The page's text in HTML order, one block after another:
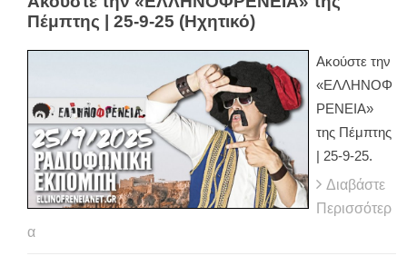
Πέμπτης | 25-9-25 (Ηχητικό)
Ακούστε την
«ΕΛΛΗΝΟΦ
ΡΕΝΕΙΑ»
της Πέμπτης
| 25-9-25.
Διαβάστε
Περισσότερ
α